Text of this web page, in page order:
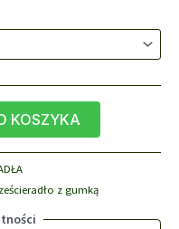
zł
KOSZYKA
z gumką